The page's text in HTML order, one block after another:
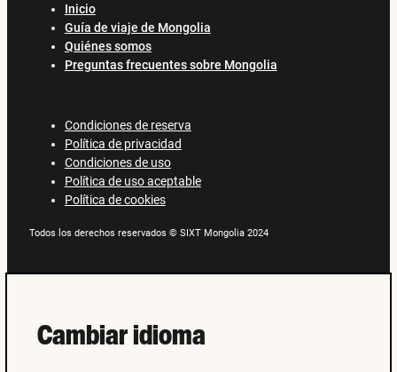
Inicio
Guía de viaje de Mongolia
Quiénes somos
Preguntas frecuentes sobre Mongolia
Condiciones de reserva
Política de privacidad
Condiciones de uso
Política de uso aceptable
Política de cookies
Todos los derechos reservados © SIXT Mongolia 2024
Cambiar idioma